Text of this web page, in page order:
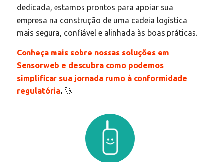
dedicada, estamos prontos para apoiar sua
empresa na construção de uma cadeia logística
mais segura, confiável e alinhada às boas práticas.
Conheça mais sobre nossas soluções em
Sensorweb e descubra como podemos
simplificar sua jornada rumo à conformidade
regulatória.🚀